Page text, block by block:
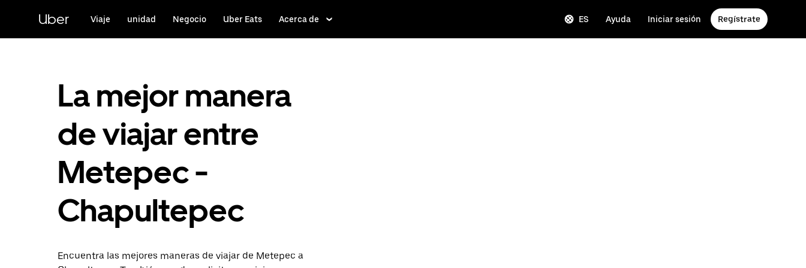
contenido
principal
Uber Viaje unidad Negocio Uber Eats Acerca de ES Ayuda Iniciar sesión Regístrate
La mejor manera
de viajar entre
Metepec -
Chapultepec
Encuentra las mejores maneras de viajar de Metepec a